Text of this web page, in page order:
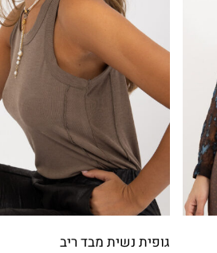
גופית נשית מבד ריב